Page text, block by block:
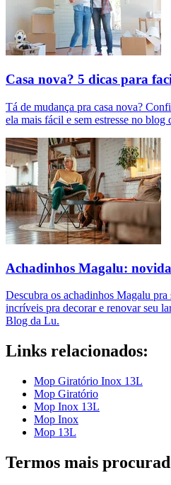
Casa nova? 5 dicas para
Tá de mudança pra casa nova?
ela mais fácil e sem estresse no
Achadinhos Magalu:
Descubra os achadinhos Magalu
incríveis pra decorar e renovar seu
Blog da Lu.
Links relacionados:
Mop Giratório Inox 13L
Mop Giratório
Mop Inox 13L
Mop Inox
Mop 13L
Termos mais